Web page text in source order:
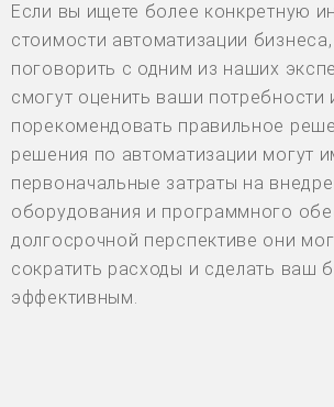
Если вы ищете более конкретную
стоимости автоматизации
поговорить с одним из наших
смогут оценить ваши потребности
порекомендовать правильное
решения по автоматизации могут
первоначальные затраты на
оборудования и программного
долгосрочной перспективе они
сократить расходы и сделать ваш
эффективным.